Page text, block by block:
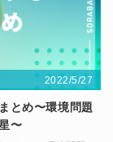
2022/5/27
とめ〜環境問題
〜